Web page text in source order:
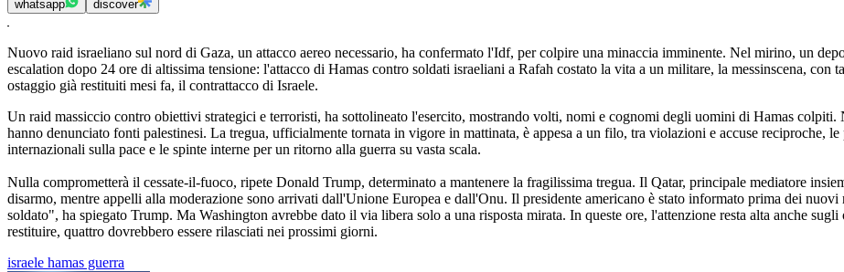
whatsapp discover
Nuovo raid israeliano sul nord di Gaza, un attacco aereo necessario, ha confermato l'Idf, per colpire una minaccia imminente. Nel mirino, un
escalation dopo 24 ore di altissima tensione: l'attacco di Hamas contro soldati israeliani a Rafah costato la vita a un militare, la messinscena,
ostaggio già restituiti mesi fa, il contrattacco di Israele.
Un raid massiccio contro obiettivi strategici e terroristi, ha sottolineato l'esercito, mostrando volti, nomi e cognomi degli uomini di Hamas
hanno denunciato fonti palestinesi. La tregua, ufficialmente tornata in vigore in mattinata, è appesa a un filo, tra violazioni e accuse reciproche,
internazionali sulla pace e le spinte interne per un ritorno alla guerra su vasta scala.
Nulla comprometterà il cessate-il-fuoco, ripete Donald Trump, determinato a mantenere la fragilissima tregua. Il Qatar, principale mediatore
disarmo, mentre appelli alla moderazione sono arrivati dall'Unione Europea e dall'Onu. Il presidente americano è stato informato prima dei
soldato", ha spiegato Trump. Ma Washington avrebbe dato il via libera solo a una risposta mirata. In queste ore, l'attenzione resta alta anche
restituire, quattro dovrebbero essere rilasciati nei prossimi giorni.
israele hamas guerra